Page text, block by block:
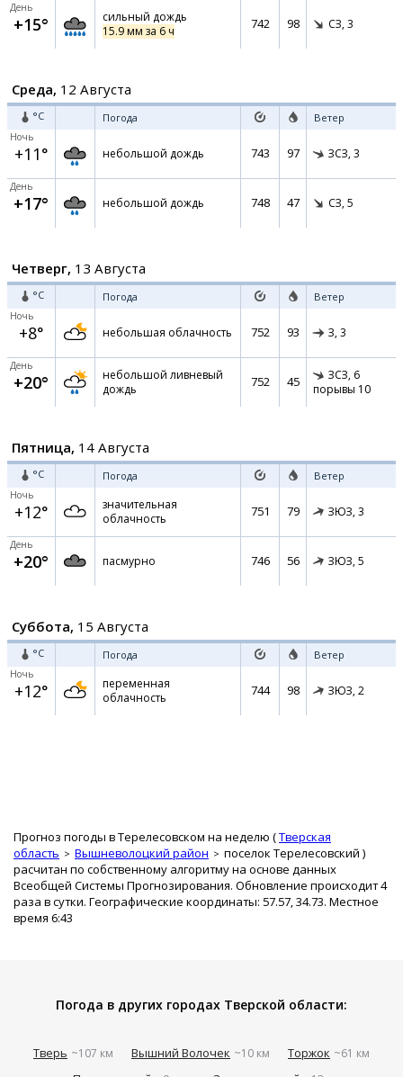
День
+15°
сильный дождь
15.9 мм за 6 ч
742 98 СЗ, 3
Среда, 12 Августа
°C Погода Ветер
Ночь
+11° небольшой дождь 743 97 ЗСЗ, 3
День
+17° небольшой дождь 748 47 СЗ, 5
Четверг, 13 Августа
°C Погода Ветер
Ночь
+8° небольшая облачность 752 93 З, 3
День
+20°
небольшой ливневый
дождь
752 45 ЗСЗ, 6
порывы 10
Пятница, 14 Августа
°C Погода Ветер
Ночь
+12°
значительная
облачность
751 79 ЗЮЗ, 3
День
+20° пасмурно 746 56 ЗЮЗ, 5
Суббота, 15 Августа
°C Погода Ветер
Ночь
+12°
переменная
облачность
744 98 ЗЮЗ, 2
Прогноз погоды в Терелесовском на неделю (Тверская
область
Вышневолоцкий район поселок Терелесовский )
расчитан по собственному алгоритму на основе данных
Всеобщей Системы Прогнозирования. Обновление происходит 4
раза в сутки. Географические координаты: 57.57, 34.73. Местное
время 6:43
Погода в других городах Тверской области:
Тверь ~107 км Вышний Волочек ~10 км Торжок ~61 км